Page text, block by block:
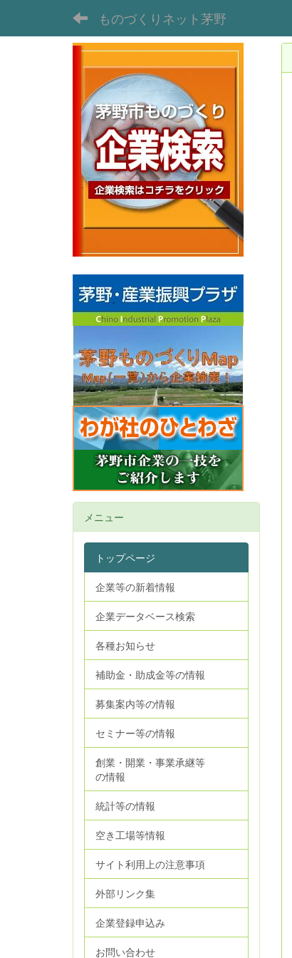
ものづくりネット茅野
メニュー
トップページ
企業等の新着情報
企業データベース検索
各種お知らせ
補助金・助成金等の情報
募集案内等の情報
セミナー等の情報
創業・開業・事業承継等
の情報
統計等の情報
空き工場等情報
サイト利用上の注意事項
外部リンク集
企業登録申込み
お問い合わせ